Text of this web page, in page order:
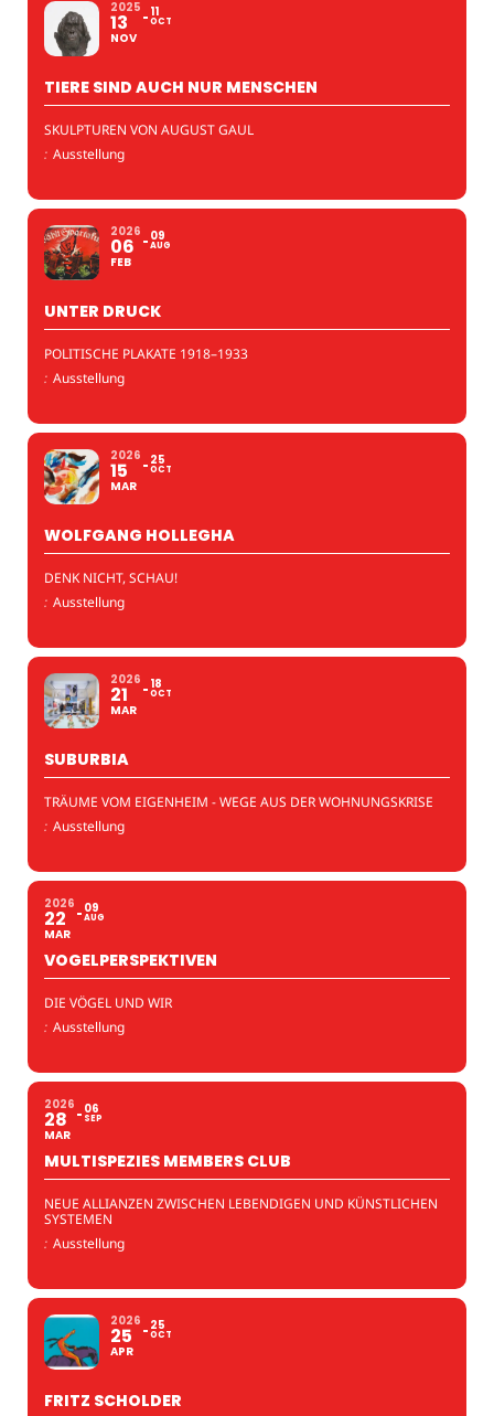
2025
13
NOV
11
OCT
TIERE SIND AUCH NUR MENSCHEN
SKULPTUREN VON AUGUST GAUL
: Ausstellung
2026
06
FEB
09
AUG
UNTER DRUCK
POLITISCHE PLAKATE 1918–1933
: Ausstellung
2026
15
MAR
25
OCT
WOLFGANG HOLLEGHA
DENK NICHT, SCHAU!
: Ausstellung
2026
21
MAR
18
OCT
SUBURBIA
TRÄUME VOM EIGENHEIM - WEGE AUS DER WOHNUNGSKRISE
: Ausstellung
2026
22
MAR
09
AUG
VOGELPERSPEKTIVEN
DIE VÖGEL UND WIR
: Ausstellung
2026
28
MAR
06
SEP
MULTISPEZIES MEMBERS CLUB
NEUE ALLIANZEN ZWISCHEN LEBENDIGEN UND KÜNSTLICHEN
SYSTEMEN
: Ausstellung
2026
25
APR
25
OCT
FRITZ SCHOLDER